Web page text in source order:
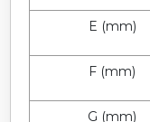
E (mm)
F (mm)
G (mm)